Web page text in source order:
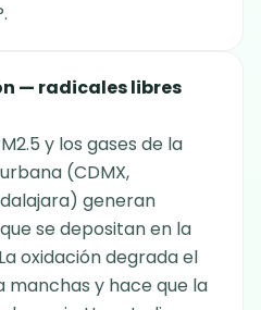
— radicales libres
y los gases de la
(CDMX,
generan
se depositan en la
oxidación degrada el
manchas y hace que la